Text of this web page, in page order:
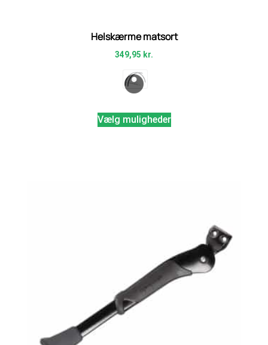
Helskærme matsort
349,95 kr.
Vælg muligheder